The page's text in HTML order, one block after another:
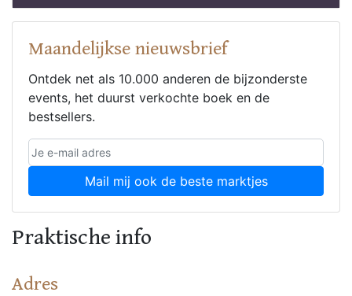
Maandelijkse nieuwsbrief
Ontdek net als 10.000 anderen de bijzonderste
events, het duurst verkochte boek en de
bestsellers.
Mail mij ook de beste marktjes
Praktische info
Adres